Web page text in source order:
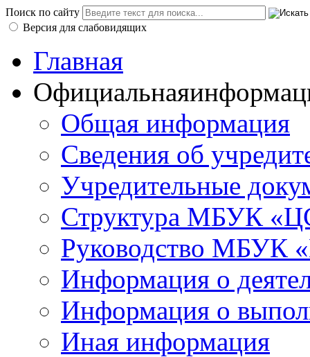
Поиск по сайту
Версия для слабовидящих
Главная
Официальная
Общая информация
Сведения об
Учредительные
Структура МБУК
Руководство МБУК
Информация о
Информация о
Иная информация